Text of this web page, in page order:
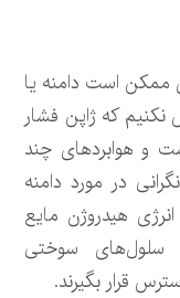
ممکن است دامنه یا
نکنیم که ژاپن فشار
و هوابردهای چند
در مورد دامنه
انرژی هیدروژن مایع
سلول‌های سوختی
قرار بگیرند.